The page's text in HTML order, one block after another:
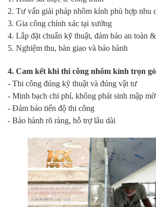
2. Tư vấn giải pháp nhôm kính phù hợp nhu
3. Gia công chính xác tại xưởng
4. Lắp đặt chuẩn kỹ thuật, đảm bảo an toàn
5. Nghiệm thu, bàn giao và bảo hành
4. Cam kết khi thi công nhôm kính trọn
- Thi công đúng kỹ thuật và đúng vật tư
- Minh bạch chi phí, không phát sinh mập mờ
- Đảm bảo tiến độ thi công
- Bảo hành rõ ràng, hỗ trợ lâu dài